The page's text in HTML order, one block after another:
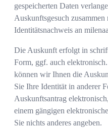
gespeicherten Daten
Auskunftsgesuch
Identitätsnachweis an
Die Auskunft erfolgt in
Form, ggf. auch
können wir Ihnen die
Sie Ihre Identität in anderer
Auskunftsantrag
einem gängigen
Sie nichts anderes angeben.